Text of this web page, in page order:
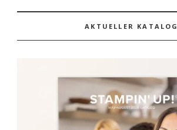
AKTUELLER KATALOG